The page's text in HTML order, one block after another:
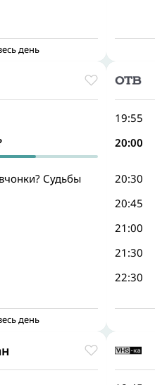
день
Судьбы
день
19:55
20:00
20:30
20:45
21:00
21:30
22:30